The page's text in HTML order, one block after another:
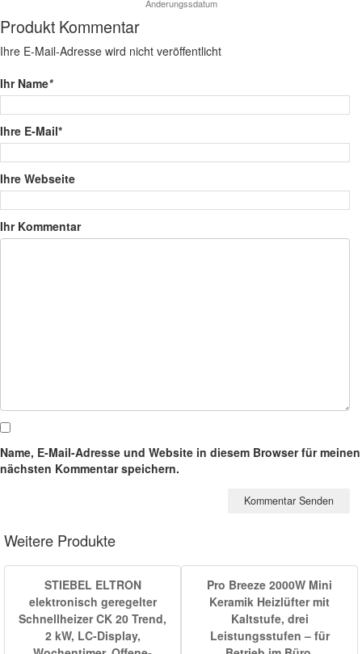
Produkt Kommentar
Ihre E-Mail-Adresse wird nicht veröffentlicht
Ihr Name*
Ihre E-Mail*
Ihre Webseite
Ihr Kommentar
Name, E-Mail-Adresse und Website in diesem Browser für meinen
nächsten Kommentar speichern.
Weitere Produkte
STIEBEL ELTRON
elektronisch geregelter
Schnellheizer CK 20 Trend,
2 kW, LC-Display,
Pro Breeze 2000W Mini
Keramik Heizlüfter mit
Kaltstufe, drei
Leistungsstufen – für